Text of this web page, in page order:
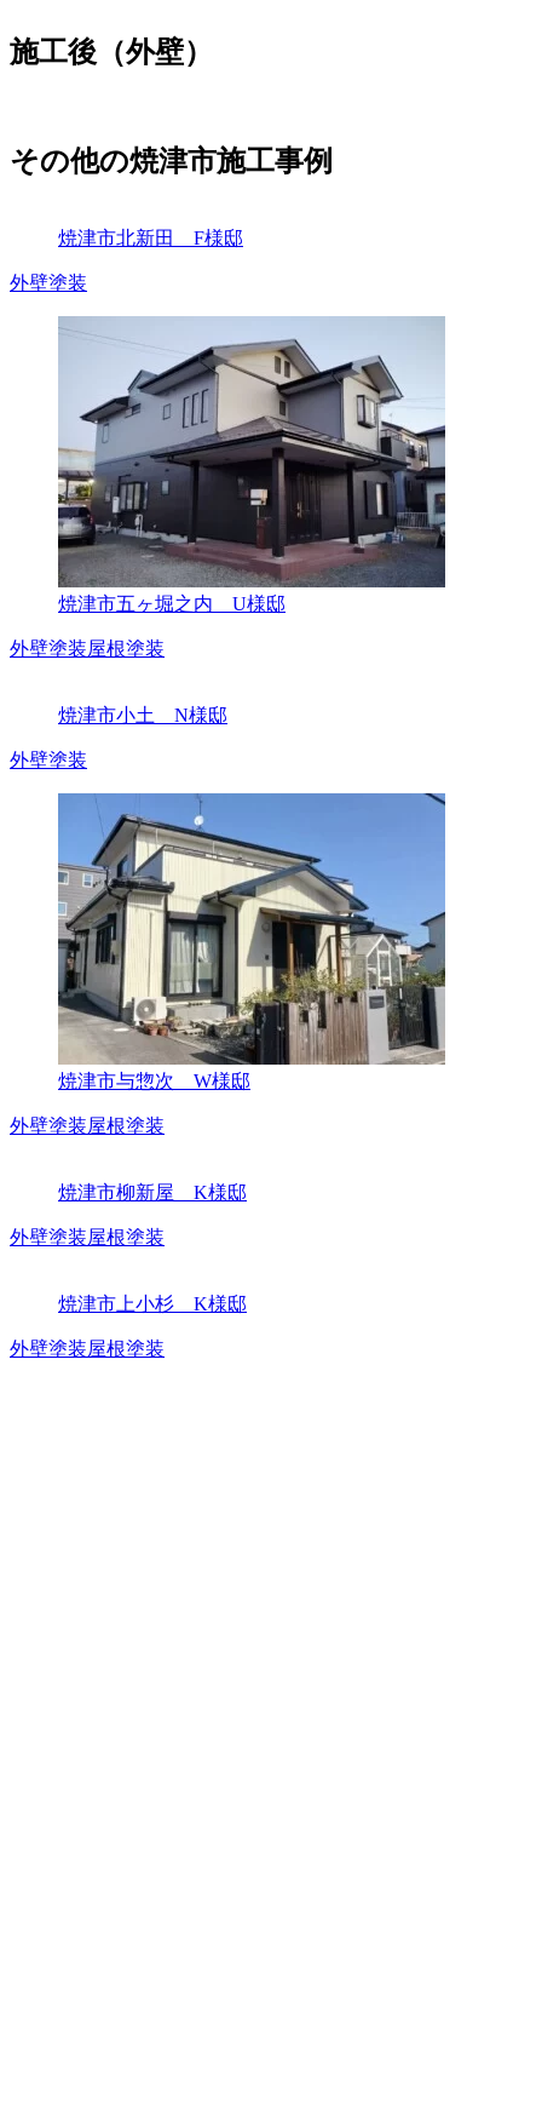
施工後（外壁）
その他の焼津市施工事例
焼津市北新田 F様邸
外壁塗装
焼津市五ヶ堀之内 U様邸
外壁塗装屋根塗装
焼津市小土 N様邸
外壁塗装
焼津市与惣次 W様邸
外壁塗装屋根塗装
焼津市柳新屋 K様邸
外壁塗装屋根塗装
焼津市上小杉 K様邸
外壁塗装屋根塗装